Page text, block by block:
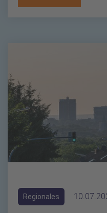
Regionales